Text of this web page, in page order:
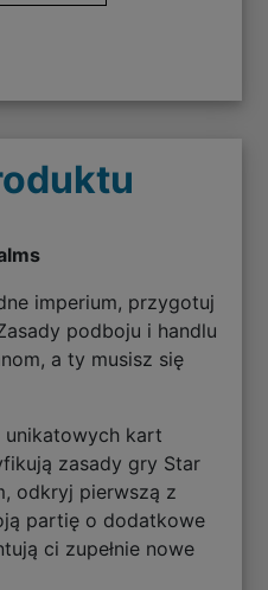
imperium, przygotuj
podboju i handlu
a ty musisz się
unikatowych kart
zasady gry Star
odkryj pierwszą z
partię o dodatkowe
ci zupełnie nowe